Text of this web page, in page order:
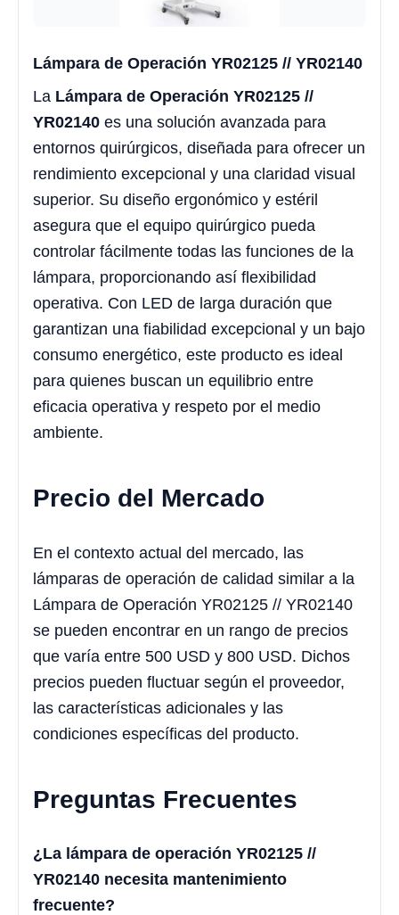
Lámpara de Operación YR02125 // YR02140
La Lámpara de Operación YR02125 //
YR02140 es una solución avanzada para
entornos quirúrgicos, diseñada para ofrecer un
rendimiento excepcional y una claridad visual
superior. Su diseño ergonómico y estéril
asegura que el equipo quirúrgico pueda
controlar fácilmente todas las funciones de la
lámpara, proporcionando así flexibilidad
operativa. Con LED de larga duración que
garantizan una fiabilidad excepcional y un bajo
consumo energético, este producto es ideal
para quienes buscan un equilibrio entre
eficacia operativa y respeto por el medio
ambiente.
Precio del Mercado
En el contexto actual del mercado, las
lámparas de operación de calidad similar a la
Lámpara de Operación YR02125 // YR02140
se pueden encontrar en un rango de precios
que varía entre 500 USD y 800 USD. Dichos
precios pueden fluctuar según el proveedor,
las características adicionales y las
condiciones específicas del producto.
Preguntas Frecuentes
¿La lámpara de operación YR02125 //
YR02140 necesita mantenimiento
frecuente?